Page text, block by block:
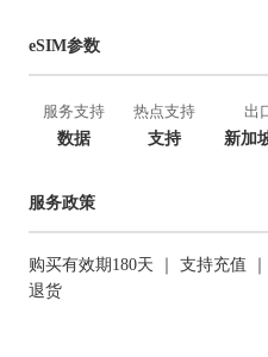
eSIM参数
服务支持
数据
热点支持
支持
出
新加
服务政策
购买有效期180天 ｜ 支持充值
退货